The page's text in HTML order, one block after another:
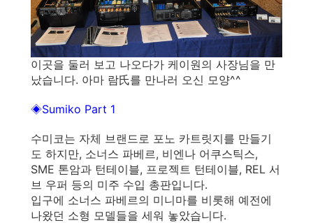
이곳을 둘러 보고 나오다가 케이원의 사장님을 만
났습니다. 아마 람氏를 만나러 오신 모양^^
◈Sumiko Part 1
수미코는 자체 브랜드로 포노 카트릿지를 만들기
도 하지만, 소너스 파베르, 비엔나 어쿠스틱스,
SME 톤암과 턴테이블, 프로젝트 턴테이블, REL 서
브 우퍼 등의 미주 수입 총판입니다.
입구에 소너스 파베르의 미니마를 비롯해 예전에
나왔던 소형 모델들을 세워 놓았습니다.